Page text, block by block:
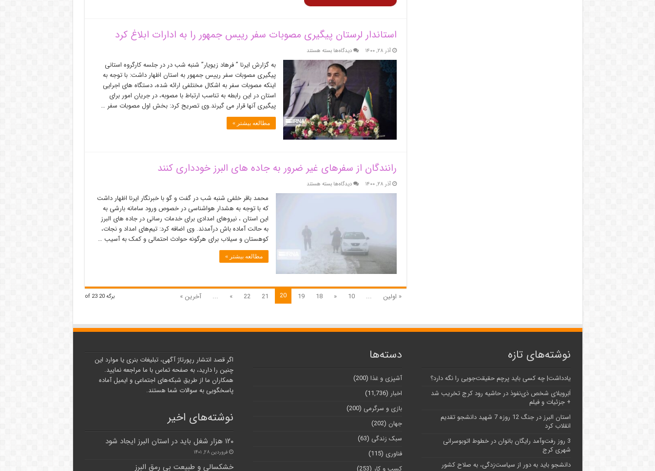
اقشار
کم
درآمد
و
ضعیف
هیچ
منفعتی
از
ارز
یارانه‌ای
نداشتند
استاندار لرستان پیگیری مصوبات سفر رییس جمهور را به ادارات ابلاغ کرد
آذر ۲۸, ۱۴۰۰ دیدگاه‌هابرای
استاندار
لرستان
پیگیری
مصوبات
سفر
رییس
جمهور
را
به
ادارات
بسته هستند
به گزارش ایرنا ” فرهاد زیویار” شنبه شب در در جلسه کارگروه استانی
پیگیری مصوبات سفر رییس جمهور به استان اظهار داشت: با توجه به
اینکه مصوبات سفر به اشکال مختلفی ارائه شده، دستگاه های اجرایی
استان در این رابطه به تناسب ارتباط با مصوبه، در جریان امور برای
پیگیری آنها قرار می گیرند.وی تصریح کرد: بخش اول مصوبات سفر …
مطالعه بیشتر »
رانندگان از سفرهای غیر ضرور به جاده های البرز خودداری کنند
آذر ۲۸, ۱۴۰۰ دیدگاه‌هابرای
رانندگان
به
جاده
خودداری
بسته هستند
محمد باقر خلفی شنبه شب در گفت و گو با خبرنگار ایرنا اظهار داشت
که با توجه به هشدار هواشناسی در خصوص ورود سامانه بارشی به
این استان ، نیروهای امدادی برای خدمات رسانی در جاده های البرز
به حالت آماده باش درآمدند. وی اضافه کرد: تیم‌های امداد و نجات،
کوهستان و سیلاب برای هرگونه حوادث احتمالی و کمک به آسیب …
مطالعه بیشتر »
برگه 20 of 23 « اولین ...
10
«
18
19
20
21
22
»
... آخرین »
نوشته‌های تازه
یادداشت| ‌چه کسی باید پرچم حقیقت‌جویی را نگه دارد؟
اَبَر‌ویلای شخص ذی‌نفوذ در حاشیه‌ رود کرج تخریب شد
+ جزئیات و فیلم
استان البرز در جنگ 12 روزه 7 شهید دانشجو تقدیم
انقلاب کرد
3 روز رفت‌وآمد رایگان بانوان در خطوط اتوبوسرانی
شهری کرج
دانشجو باید به دور از سیاست‌زدگی، به صلاح کشور
دسته‌ها
آشپزی و غذا (200)
اخبار (11,736)
بازی و سرگرمی (200)
جهان (202)
سبک زندگی (63)
فناوری (115)
کسب و کار (253)
اگر قصد انتشار رپورتاژ آگهی، تبلیغات بنری یا موارد این
چنین را دارید، به صفحه تماس با ما مراجعه نمایید.
همکاران ما از طریق شبکه‌های اجتماعی و ایمیل آماده
پاسخگویی به سوالات شما هستند.
نوشته‌های اخیر
۱۲۰ هزار شغل باید در استان البرز ایجاد شود
فروردین ۲۸, ۱۴۰۱
خشکسالی و طبیعت بی رمق البرز